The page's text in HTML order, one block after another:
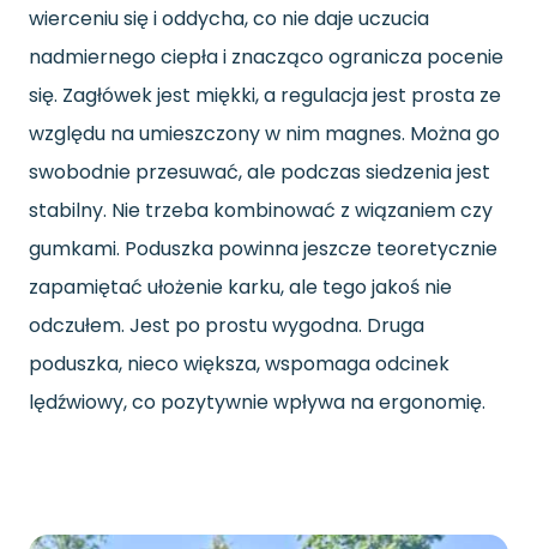
wierceniu się i oddycha, co nie daje uczucia
nadmiernego ciepła i znacząco ogranicza pocenie
się. Zagłówek jest miękki, a regulacja jest prosta ze
względu na umieszczony w nim magnes. Można go
swobodnie przesuwać, ale podczas siedzenia jest
stabilny. Nie trzeba kombinować z wiązaniem czy
gumkami. Poduszka powinna jeszcze teoretycznie
zapamiętać ułożenie karku, ale tego jakoś nie
odczułem. Jest po prostu wygodna. Druga
poduszka, nieco większa, wspomaga odcinek
lędźwiowy, co pozytywnie wpływa na ergonomię.